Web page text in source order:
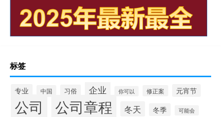
标签
专业 中国 习俗 企业 你可以 修正案 元宵节
公司 公司章程 冬天 冬季 可能会